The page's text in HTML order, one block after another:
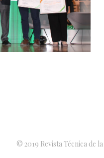
© 2019 Revista Técnica de la